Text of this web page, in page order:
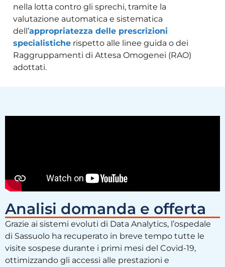
nella lotta contro gli sprechi, tramite la
valutazione automatica e sistematica
dell’appropriatezza delle prescrizioni
specialistiche rispetto alle linee guida o dei
Raggruppamenti di Attesa Omogenei (RAO)
adottati.
Analisi domanda e offerta
Grazie ai sistemi evoluti di Data Analytics, l’ospedale
di Sassuolo ha recuperato in breve tempo tutte le
visite sospese durante i primi mesi del Covid-19,
ottimizzando gli accessi alle prestazioni e